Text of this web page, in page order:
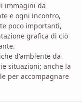
immagini da
e ogni incontro,
poco importanti,
grafica di ciò
d'ambiente da
situazioni; anche la
per accompagnare